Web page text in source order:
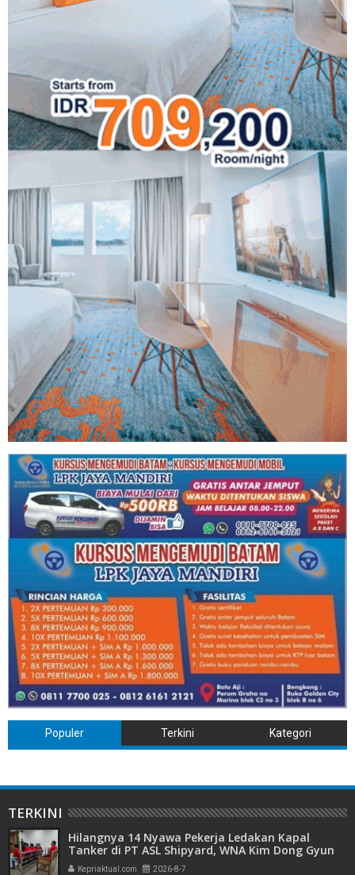
Populer Terkini Kategori
TERKINI
Hilangnya 14 Nyawa Pekerja Ledakan Kapal
Tanker di PT ASL Shipyard, WNA Kim Dong Gyun
Hanya Dituntut 1 Tahun 6 Bulan
Kepriaktual.com 2026-8-7